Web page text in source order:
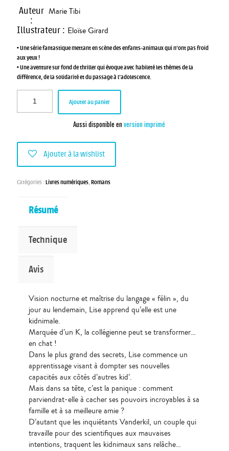
Auteur
:
Marie Tibi
Illustrateur : Eloïse Girard
• Une série fantastique mettant en scène des enfants-animaux qui n’ont pas froid
aux yeux !
• Une aventure sur fond de thriller qui évoque avec habileté les thèmes de la
différence, de la solidarité et du passage à l’adolescence.
Ajouter au panier
Aussi disponible enversion imprimé
Ajouter à la wishlist
Catégories :Livres numériques,Romans
Résumé
Technique
Avis
Vision nocturne et maîtrise du langage « félin », du
jour au lendemain, Lise apprend qu’elle est une
kidnimale.
Marquée d’un K, la collégienne peut se transformer…
en chat !
Dans le plus grand des secrets, Lise commence un
apprentissage visant à dompter ses nouvelles
capacités aux côtés d’autres kid’.
Mais dans sa tête, c’est la panique : comment
parviendrat-elle à cacher ses pouvoirs incroyables à sa
famille et à sa meilleure amie ?
D’autant que les inquiétants Vanderkil, un couple qui
travaille pour des scientifiques aux mauvaises
intentions, traquent les kidnimaux sans relâche…